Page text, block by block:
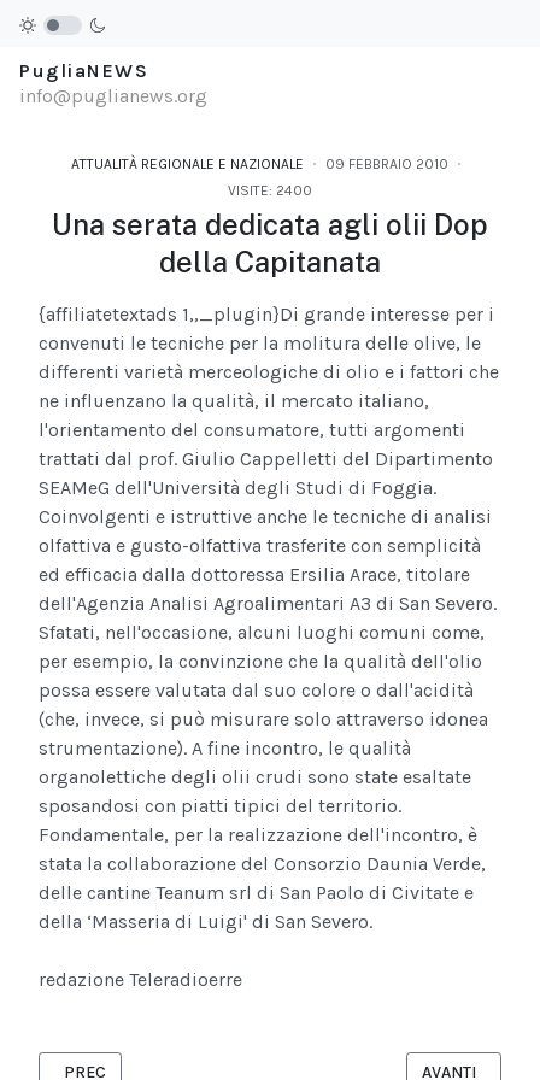
PugliaNEWS
info@puglianews.org
ATTUALITÀ REGIONALE E NAZIONALE
09 FEBBRAIO 2010
VISITE: 2400
Una serata dedicata agli olii Dop
della Capitanata
{affiliatetextads 1,,_plugin}Di grande interesse per i
convenuti le tecniche per la molitura delle olive, le
differenti varietà merceologiche di olio e i fattori che
ne influenzano la qualità, il mercato italiano,
l'orientamento del consumatore, tutti argomenti
trattati dal prof. Giulio Cappelletti del Dipartimento
SEAMeG dell'Università degli Studi di Foggia.
Coinvolgenti e istruttive anche le tecniche di analisi
olfattiva e gusto-olfattiva trasferite con semplicità
ed efficacia dalla dottoressa Ersilia Arace, titolare
dell'Agenzia Analisi Agroalimentari A3 di San Severo.
Sfatati, nell'occasione, alcuni luoghi comuni come,
per esempio, la convinzione che la qualità dell'olio
possa essere valutata dal suo colore o dall'acidità
(che, invece, si può misurare solo attraverso idonea
strumentazione). A fine incontro, le qualità
organolettiche degli olii crudi sono state esaltate
sposandosi con piatti tipici del territorio.
Fondamentale, per la realizzazione dell'incontro, è
stata la collaborazione del Consorzio Daunia Verde,
delle cantine Teanum srl di San Paolo di Civitate e
della ‘Masseria di Luigi' di San Severo.
redazione Teleradioerre
ARTICOLO PRECEDENTE: AEREI, DAL 28 MARZO DUE VOLI BARI-
PREC ARTICOLO
AVANTI